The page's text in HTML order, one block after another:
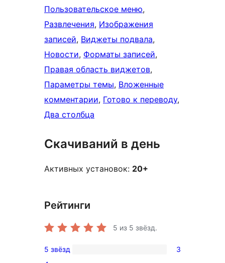
Пользовательское меню
Развлечения, Изображения
записей, Виджеты подвала
Новости, Форматы записей
Правая область виджетов
Параметры темы, Вложенные
комментарии, Готово к переводу
Два столбца
Скачиваний в день
Активных установок: 20+
Рейтинги
5 из 5 звёзд.
3
5 звёзд
3